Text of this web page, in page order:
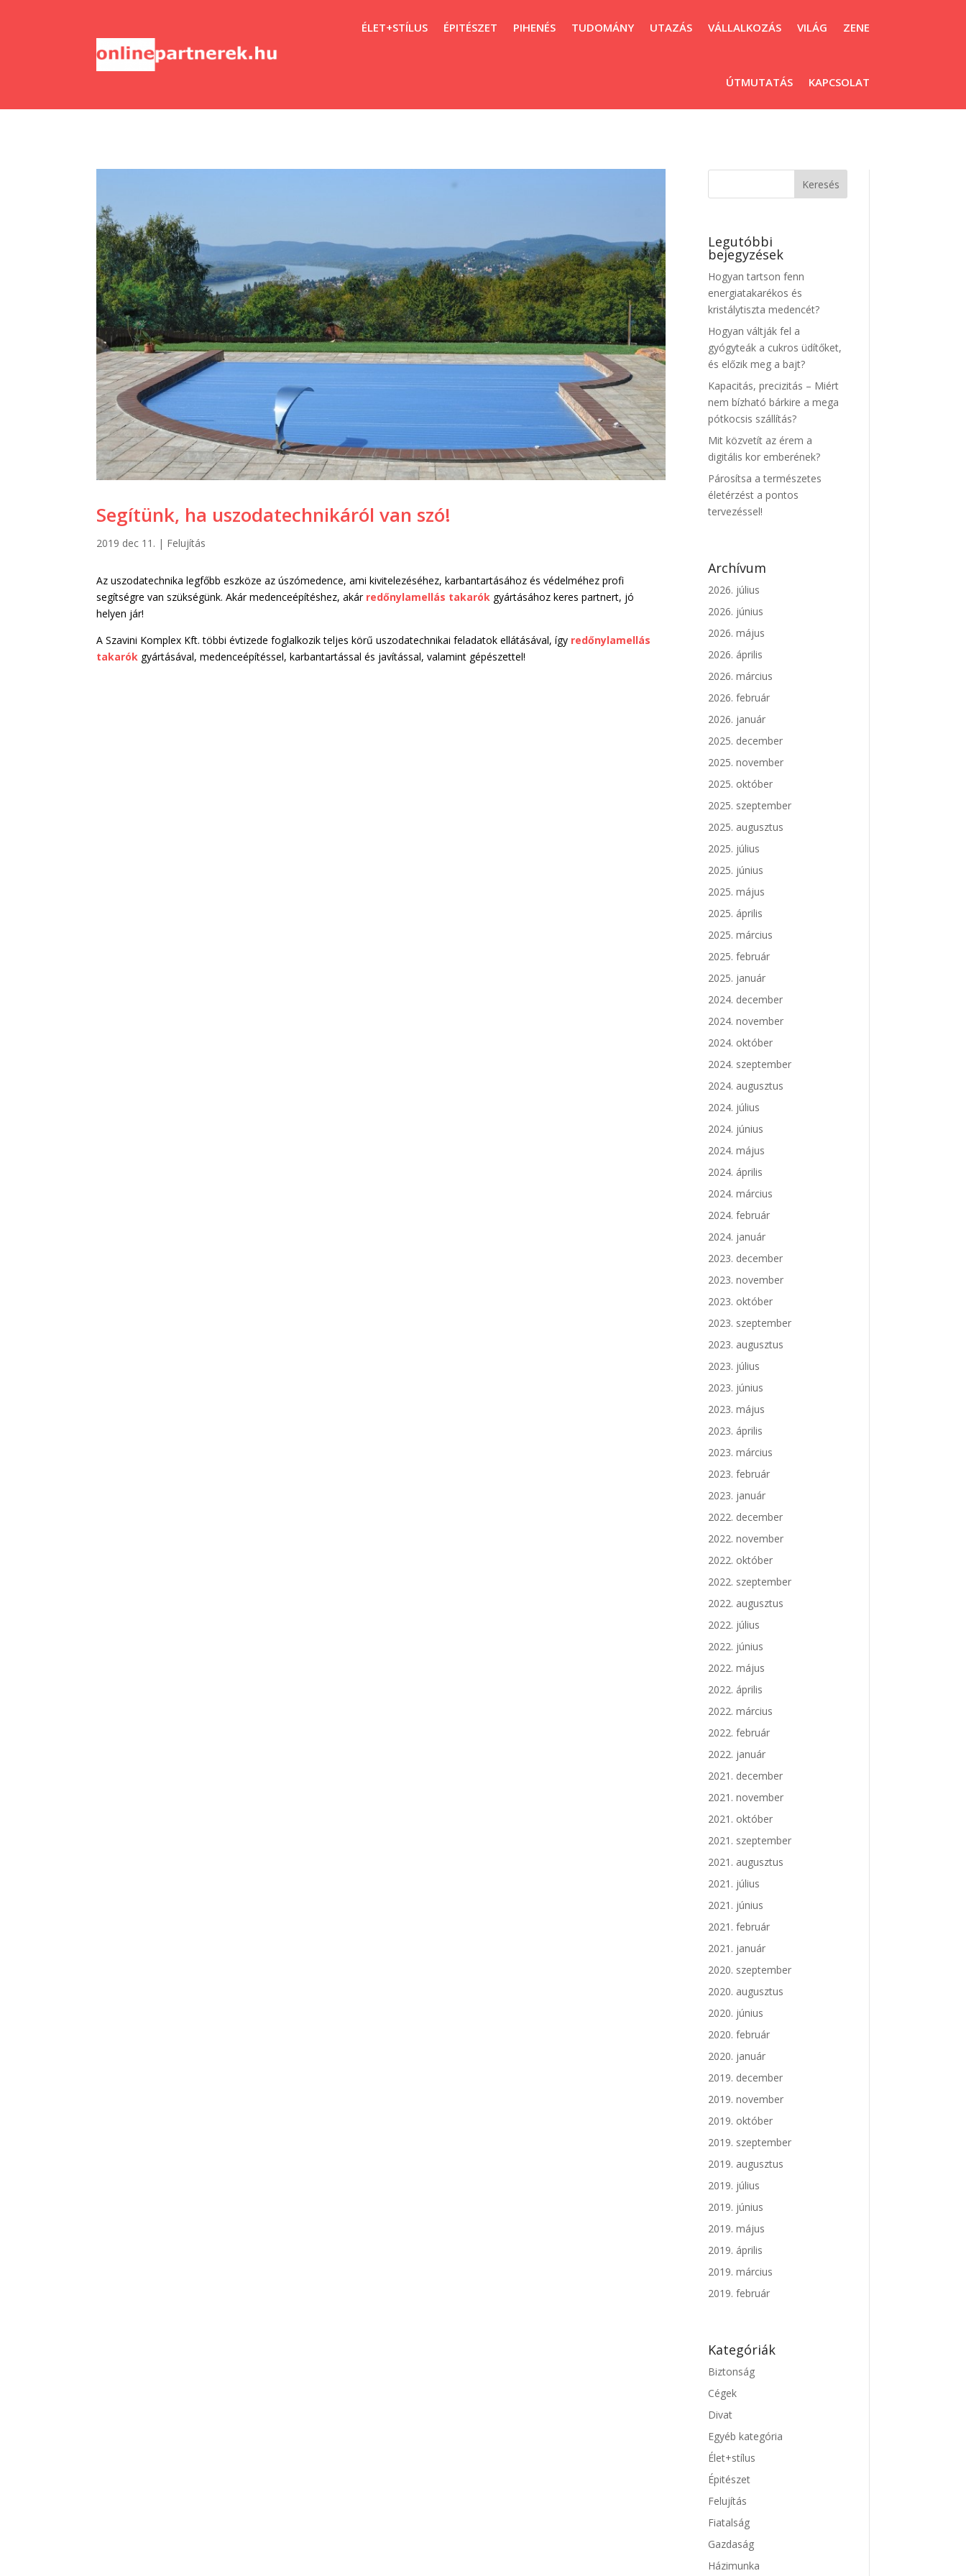
ÉLET+STÍLUS ÉPITÉSZET PIHENÉS TUDOMÁNY UTAZÁS VÁLLALKOZÁS VILÁG ZENE
ÚTMUTATÁS KAPCSOLAT
Segítünk, ha uszodatechnikáról van szó!
2019 dec 11. | Felujítás
Az uszodatechnika legfőbb eszköze az úszómedence, ami kivitelezéséhez, karbantartásához és védelméhez profi
segítségre van szükségünk. Akár medenceépítéshez, akár redőnylamellás takarók gyártásához keres partnert, jó
helyen jár!
A Szavini Komplex Kft. többi évtizede foglalkozik teljes körű uszodatechnikai feladatok ellátásával, így redőnylamellás
takarók gyártásával, medenceépítéssel, karbantartással és javítással, valamint gépészettel!
Legutóbbi
bejegyzések
Hogyan tartson fenn
energiatakarékos és
kristálytiszta medencét?
Hogyan váltják fel a
gyógyteák a cukros üdítőket,
és előzik meg a bajt?
Kapacitás, precizitás – Miért
nem bízható bárkire a mega
pótkocsis szállítás?
Mit közvetít az érem a
digitális kor emberének?
Párosítsa a természetes
életérzést a pontos
tervezéssel!
Archívum
2026. július
2026. június
2026. május
2026. április
2026. március
2026. február
2026. január
2025. december
2025. november
2025. október
2025. szeptember
2025. augusztus
2025. július
2025. június
2025. május
2025. április
2025. március
2025. február
2025. január
2024. december
2024. november
2024. október
2024. szeptember
2024. augusztus
2024. július
2024. június
2024. május
2024. április
2024. március
2024. február
2024. január
2023. december
2023. november
2023. október
2023. szeptember
2023. augusztus
2023. július
2023. június
2023. május
2023. április
2023. március
2023. február
2023. január
2022. december
2022. november
2022. október
2022. szeptember
2022. augusztus
2022. július
2022. június
2022. május
2022. április
2022. március
2022. február
2022. január
2021. december
2021. november
2021. október
2021. szeptember
2021. augusztus
2021. július
2021. június
2021. február
2021. január
2020. szeptember
2020. augusztus
2020. június
2020. február
2020. január
2019. december
2019. november
2019. október
2019. szeptember
2019. augusztus
2019. július
2019. június
2019. május
2019. április
2019. március
2019. február
Kategóriák
Biztonság
Cégek
Divat
Egyéb kategória
Élet+stílus
Épitészet
Felujítás
Fiatalság
Gazdaság
Házimunka